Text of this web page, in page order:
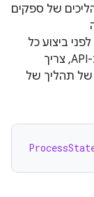
של ספקים
לפני ביצוע כל
קריאה ל-binder באופן כללי. כדי להשתמש ב-API, צריך
של תהליך של